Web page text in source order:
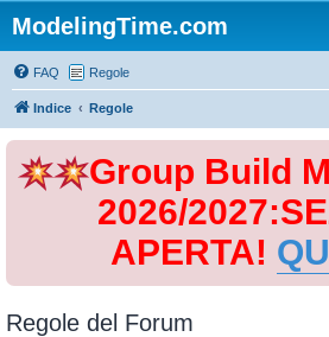
ModelingTime.com
FAQ Regole
Indice Regole
Group Build
2026/
APERTA!
Regole del Forum